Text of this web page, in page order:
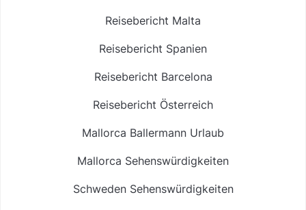
Reisebericht Malta
Reisebericht Spanien
Reisebericht Barcelona
Reisebericht Österreich
Mallorca Ballermann Urlaub
Mallorca Sehenswürdigkeiten
Schweden Sehenswürdigkeiten